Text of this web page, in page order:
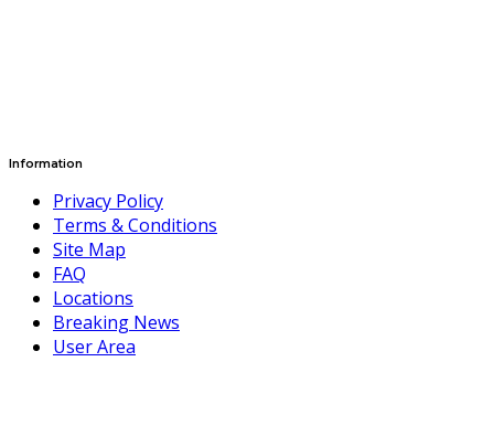
Information
Privacy Policy
Terms & Conditions
Site Map
FAQ
Locations
Breaking News
User Area